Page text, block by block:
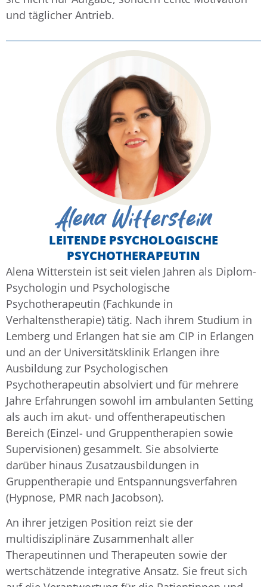
und täglicher Antrieb.
Alena Witterstein
LEITENDE PSYCHOLOGISCHE
PSYCHOTHERAPEUTIN
Alena Witterstein ist seit vielen Jahren als Diplom-
Psychologin und Psychologische
Psychotherapeutin (Fachkunde in
Verhaltenstherapie) tätig. Nach ihrem Studium in
Lemberg und Erlangen hat sie am CIP in Erlangen
und an der Universitätsklinik Erlangen ihre
Ausbildung zur Psychologischen
Psychotherapeutin absolviert und für mehrere
Jahre Erfahrungen sowohl im ambulanten Setting
als auch im akut- und offentherapeutischen
Bereich (Einzel- und Gruppentherapien sowie
Supervisionen) gesammelt. Sie absolvierte
darüber hinaus Zusatzausbildungen in
Gruppentherapie und Entspannungsverfahren
(Hypnose, PMR nach Jacobson).
An ihrer jetzigen Position reizt sie der
multidisziplinäre Zusammenhalt aller
Therapeutinnen und Therapeuten sowie der
wertschätzende integrative Ansatz. Sie freut sich